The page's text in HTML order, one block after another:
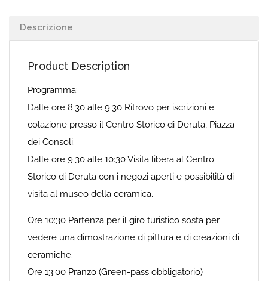
Descrizione
Product Description
Programma:
Dalle ore 8:30 alle 9:30 Ritrovo per iscrizioni e
colazione presso il Centro Storico di Deruta, Piazza
dei Consoli.
Dalle ore 9:30 alle 10:30 Visita libera al Centro
Storico di Deruta con i negozi aperti e possibilità di
visita al museo della ceramica.
Ore 10:30 Partenza per il giro turistico sosta per
vedere una dimostrazione di pittura e di creazioni di
ceramiche.
Ore 13:00 Pranzo (Green-pass obbligatorio)